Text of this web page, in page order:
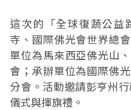
這次的「全球復蔬公益
寺、國際佛光會世界總
單位為馬來西亞佛光山
會；承辦單位為國際佛
分會。活動邀請彭亨州
儀式與揮旗禮。